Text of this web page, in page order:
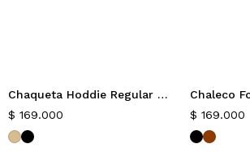
Nuevo
Chaqueta Hoddie Regular Mavi
$ 169.000
Nuevo
$ 169.000